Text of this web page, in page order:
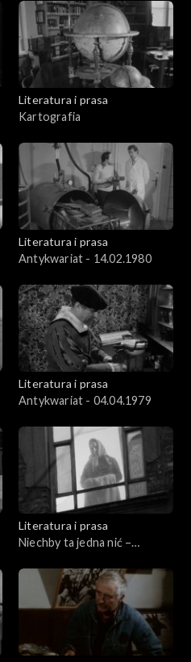
„Proces”
Literatura i prasa
Kartografia
Literatura i prasa
Antykwariat - 14.02.1980
Literatura i prasa
Antykwariat - 04.04.1979
Literatura i prasa
Niechby ta jedna nić –
Iłłakowiczówny